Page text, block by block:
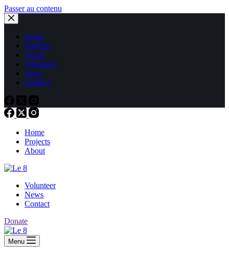
Passer au contenu
Home
Projects
About
Volunteer
News
Contact
Home
Projects
About
Volunteer
News
Contact
Donate
Menu